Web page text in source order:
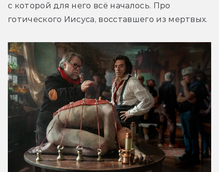
с которой для него всё началось. Про
готического Иисуса, восставшего из мертвых.